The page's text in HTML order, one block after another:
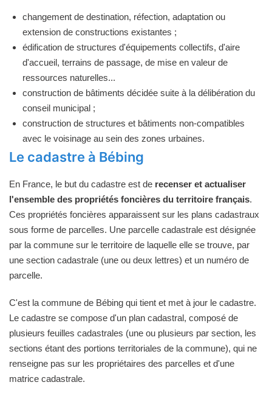
changement de destination, réfection, adaptation ou
extension de constructions existantes ;
édification de structures d'équipements collectifs, d'aire
d'accueil, terrains de passage, de mise en valeur de
ressources naturelles...
construction de bâtiments décidée suite à la délibération du
conseil municipal ;
construction de structures et bâtiments non-compatibles
avec le voisinage au sein des zones urbaines.
Le cadastre à Bébing
En France, le but du cadastre est de recenser et actualiser
l'ensemble des propriétés foncières du territoire français.
Ces propriétés foncières apparaissent sur les plans cadastraux
sous forme de parcelles. Une parcelle cadastrale est désignée
par la commune sur le territoire de laquelle elle se trouve, par
une section cadastrale (une ou deux lettres) et un numéro de
parcelle.
C'est la commune de Bébing qui tient et met à jour le cadastre.
Le cadastre se compose d'un plan cadastral, composé de
plusieurs feuilles cadastrales (une ou plusieurs par section, les
sections étant des portions territoriales de la commune), qui ne
renseigne pas sur les propriétaires des parcelles et d'une
matrice cadastrale.